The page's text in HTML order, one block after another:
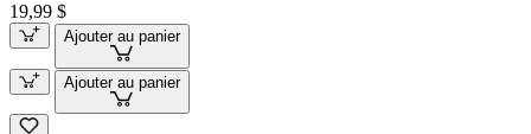
19,99 $
Ajouter au panier
Ajouter au panier